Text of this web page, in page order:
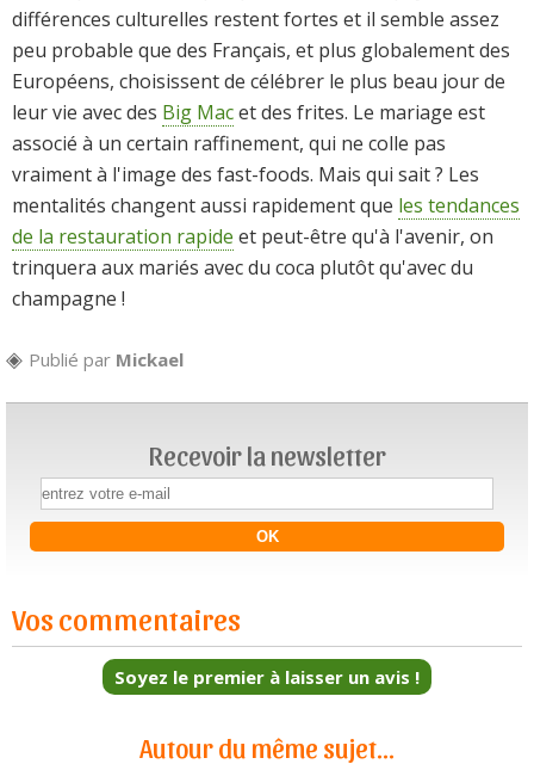
différences culturelles restent fortes et il semble assez
peu probable que des Français, et plus globalement des
Européens, choisissent de célébrer le plus beau jour de
leur vie avec des Big Macet des frites. Le mariage est
associé à un certain raffinement, qui ne colle pas
vraiment à l'image des fast-foods. Mais qui sait ? Les
mentalités changent aussi rapidement que les tendances
de la restauration rapide et peut-être qu'à l'avenir, on
trinquera aux mariés avec du coca plutôt qu'avec du
champagne !
Publié par Mickael
Recevoir la newsletter
Vos commentaires
Soyez le premier à laisser un avis !
Autour du même sujet...